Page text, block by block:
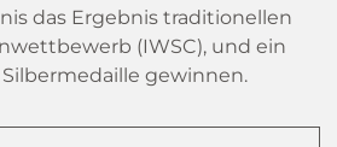
das Ergebnis traditionellen
(IWSC), und ein
gewinnen.